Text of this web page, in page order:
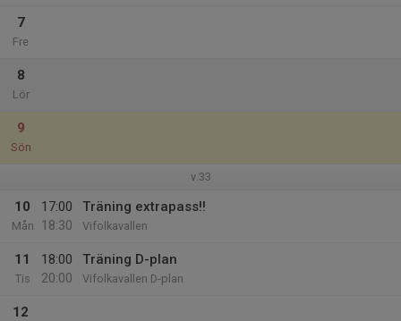
7
Fre
8
Lör
9
Sön
v.33
10
Mån
17:00
18:30
Träning extrapass!!
Vifolkavallen
11
Tis
18:00
20:00
Träning D-plan
Vifolkavallen D-plan
12